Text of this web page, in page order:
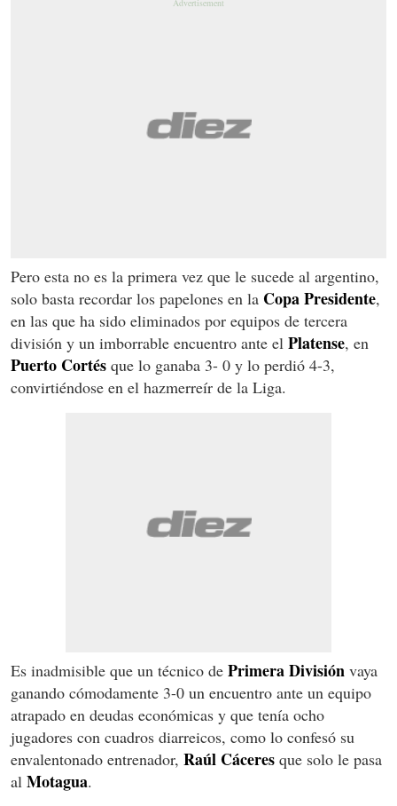
Pero esta no es la primera vez que le sucede al argentino,
solo basta recordar los papelones en la CopaPresidente,
en las que ha sido eliminados por equipos de tercera
división y un imborrable encuentro ante el Platense, en
Puerto Cortés que lo ganaba 3- 0 y lo perdió 4-3,
convirtiéndose en el hazmerreír de la Liga.
Es inadmisible que un técnico de PrimeraDivisión vaya
ganando cómodamente 3-0 un encuentro ante un equipo
atrapado en deudas económicas y que tenía ocho
jugadores con cuadros diarreicos, como lo confesó su
envalentonado entrenador, Raúl Cáceres que solo le pasa
al Motagua.